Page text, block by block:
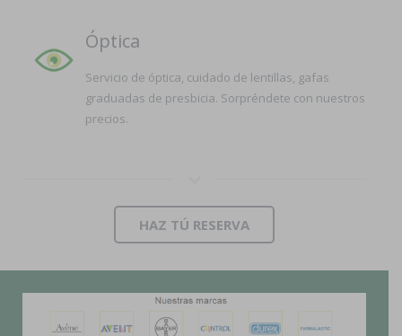
Óptica
Servicio de óptica, cuidado de lentillas, gafas
graduadas de presbicia. Sorpréndete con nuestros
precios.
HAZ TÚ RESERVA